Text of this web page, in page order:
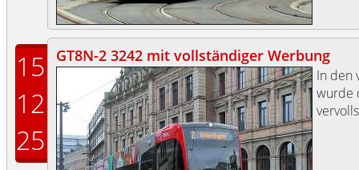
15
12
25
GT8N-2 3242 mit vollständiger Werbung
In den
wurde